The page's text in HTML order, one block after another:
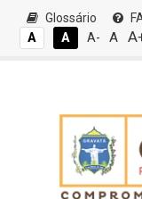
Glossário
A
A A- A